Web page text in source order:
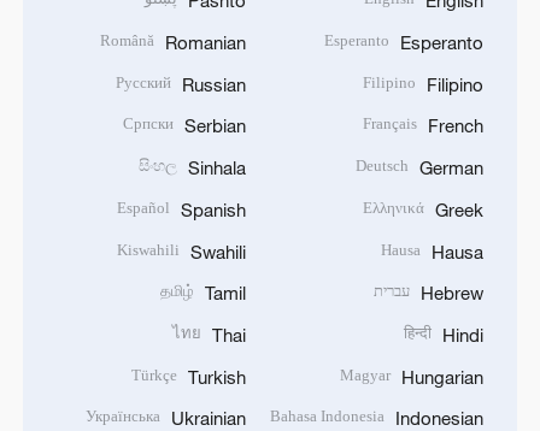
Esperanto
Esperanto
Filipino
Filipino
French
Français
German
Deutsch
Greek
Ελληνικά
Hausa
Hausa
Hebrew עברית
Hindi
हिन्दी
Hungarian
Magyar
Indonesian
Bahasa Indonesia
Romanian
Română
Russian
Русский
Serbian
Српски
Sinhala
සිංහල
Spanish
Español
Swahili
Kiswahili
Tamil
தமிழ்
Thai
ไทย
Turkish
Türkçe
Ukrainian
Українська